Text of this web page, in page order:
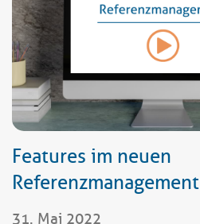
Features im neuen
Referenzmanagement
31. Mai 2022